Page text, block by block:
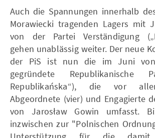
Auch die Spannungen innerhalb
Morawiecki tragenden Lagers mit
von der Partei Verständigung
gehen unablässig weiter. Der neue
der PiS ist nun die im Juni von
gegründete Republikanische
Republikańska“), die vor
Abgeordnete (vier) und Engagierte
von Jarosław Gowin umfasst.
inzwischen zur "Polnischen